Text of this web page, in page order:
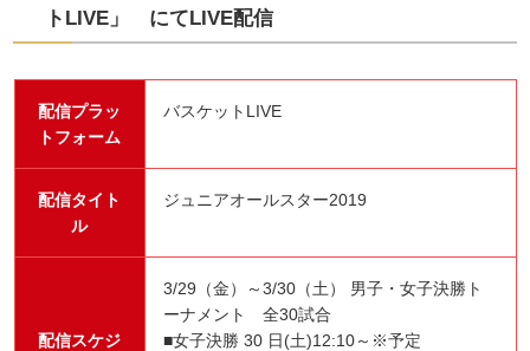
トLIVE」 にてLIVE配信
配信プラッ
トフォーム
バスケットLIVE
配信タイト
ル
ジュニアオールスター2019
配信スケジ
3/29（金）～3/30（土） 男子・女子決勝ト
ーナメント 全30試合
■女子決勝 30 日(土)12:10～※予定